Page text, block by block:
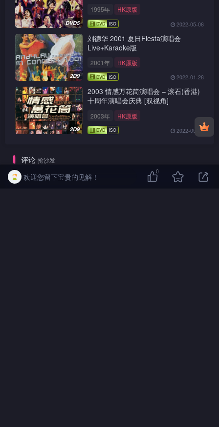
DVD5
1995年 HK原版
2022-05-08
2D9
刘德华 2001 夏日Fiesta演唱会
Live+Karaoke版
2001年 HK原版
2022-01-28
2D9
2003 情感万花筒演唱会 – 滚石(香港)
十周年演唱会庆典 [双视角]
2003年 HK原版
2022-05-08
评论 抢沙发
欢迎您留下宝贵的见解！
0